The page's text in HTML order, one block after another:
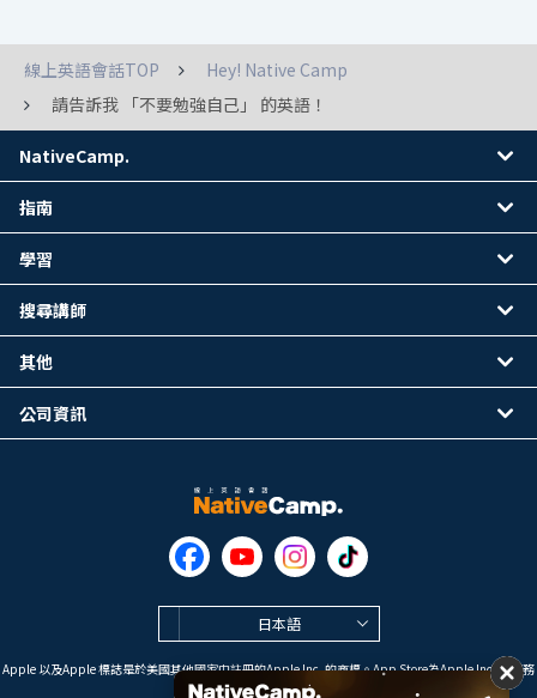
線上英語會話TOP
Hey! Native Camp
請告訴我 「不要勉強自己」 的英語！
日本語
Apple 以及Apple 標誌是於美國其他國家中註冊的Apple Inc. 的商標。App Store為Apple Inc. 的服務
標誌。
NativeCamp.
指南
學習
搜尋講師
其他
公司資訊